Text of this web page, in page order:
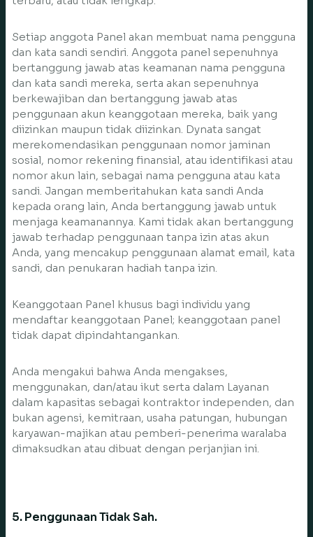
Setiap anggota Panel akan membuat nama pengguna
dan kata sandi sendiri. Anggota panel sepenuhnya
bertanggung jawab atas keamanan nama pengguna
dan kata sandi mereka, serta akan sepenuhnya
berkewajiban dan bertanggung jawab atas
penggunaan akun keanggotaan mereka, baik yang
diizinkan maupun tidak diizinkan. Dynata sangat
merekomendasikan penggunaan nomor jaminan
sosial, nomor rekening finansial, atau identifikasi atau
nomor akun lain, sebagai nama pengguna atau kata
sandi. Jangan memberitahukan kata sandi Anda
kepada orang lain, Anda bertanggung jawab untuk
menjaga keamanannya. Kami tidak akan bertanggung
jawab terhadap penggunaan tanpa izin atas akun
Anda, yang mencakup penggunaan alamat email, kata
sandi, dan penukaran hadiah tanpa izin.
Keanggotaan Panel khusus bagi individu yang
mendaftar keanggotaan Panel; keanggotaan panel
tidak dapat dipindahtangankan.
Anda mengakui bahwa Anda mengakses,
menggunakan, dan/atau ikut serta dalam Layanan
dalam kapasitas sebagai kontraktor independen, dan
bukan agensi, kemitraan, usaha patungan, hubungan
karyawan-majikan atau pemberi-penerima waralaba
dimaksudkan atau dibuat dengan perjanjian ini.
5. Penggunaan Tidak Sah.